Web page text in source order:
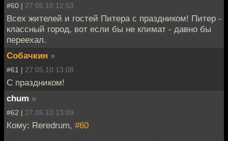
#60 | 27.05.10 12:53
Всех жителей и гостей Питера с праздником! Питер -
классный город, вот если бы не климат - давно бы
переехал.
Собачкин »
#61 | 27.05.10 13:08
С праздником!
chum »
#62 | 27.05.10 13:09
Кому: Reredrum, #60